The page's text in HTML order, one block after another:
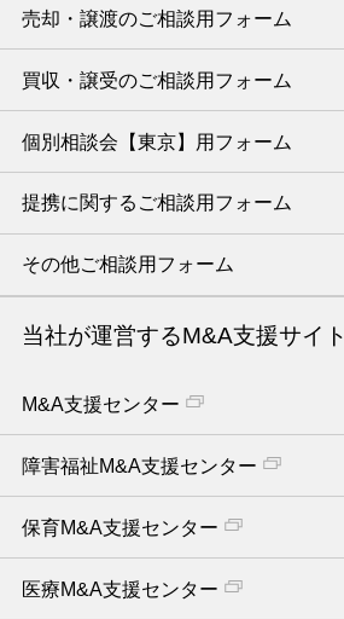
売却・譲渡のご相談用フォーム
買収・譲受のご相談用フォーム
個別相談会【東京】用フォーム
提携に関するご相談用フォーム
その他ご相談用フォーム
当社が運営するM&A支援サイト
M&A支援センター
障害福祉M&A支援センター
保育M&A支援センター
医療M&A支援センター